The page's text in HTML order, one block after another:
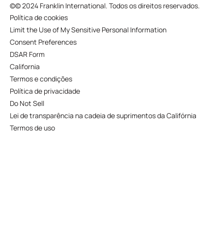
©© 2024 Franklin International. Todos os direitos reservados.
Política de cookies
Limit the Use of My Sensitive Personal Information
Consent Preferences
DSAR Form
California
Termos e condições
Política de privacidade
Do Not Sell
Lei de transparência na cadeia de suprimentos da Califórnia
Termos de uso